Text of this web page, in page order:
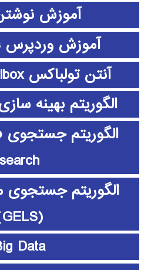
آموزش
آموزش وردپرس wordpress
آنتن تولباکس antenna toolbox
الگوریتم بهینه
search
الگوریتم
(GELS)
Data